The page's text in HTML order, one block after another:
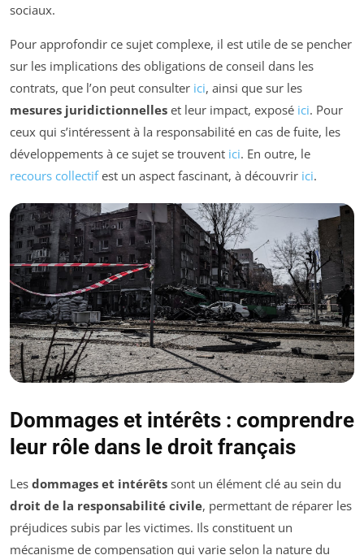
sociaux.
Pour approfondir ce sujet complexe, il est utile de se pencher
sur les implications des obligations de conseil dans les
contrats, que l’on peut consulter ici, ainsi que sur les
mesures juridictionnelles et leur impact, exposé ici. Pour
ceux qui s’intéressent à la responsabilité en cas de fuite, les
développements à ce sujet se trouvent ici. En outre, le
recours collectifest un aspect fascinant, à découvrir ici.
Dommages et intérêts : comprendre
leur rôle dans le droit français
Les dommages et intérêts sont un élément clé au sein du
droit de la responsabilité civile, permettant de réparer les
préjudices subis par les victimes. Ils constituent un
mécanisme de compensation qui varie selon la nature du